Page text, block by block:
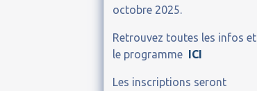
octobre 2025.
Retrouvez toutes les infos et
le programme ICI
Les inscriptions seront